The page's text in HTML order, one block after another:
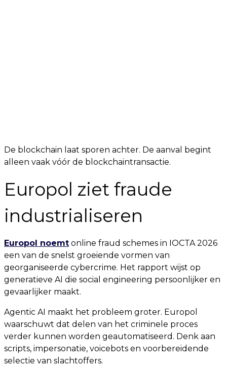
De blockchain laat sporen achter. De aanval begint
alleen vaak vóór de blockchaintransactie.
Europol ziet fraude
industrialiseren
Europol noemt online fraud schemes in IOCTA 2026
een van de snelst groeiende vormen van
georganiseerde cybercrime. Het rapport wijst op
generatieve AI die social engineering persoonlijker en
gevaarlijker maakt.
Agentic AI maakt het probleem groter. Europol
waarschuwt dat delen van het criminele proces
verder kunnen worden geautomatiseerd. Denk aan
scripts, impersonatie, voicebots en voorbereidende
selectie van slachtoffers.